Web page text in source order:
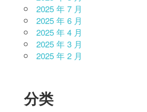
2025 年 7 月
2025 年 6 月
2025 年 4 月
2025 年 3 月
2025 年 2 月
分类